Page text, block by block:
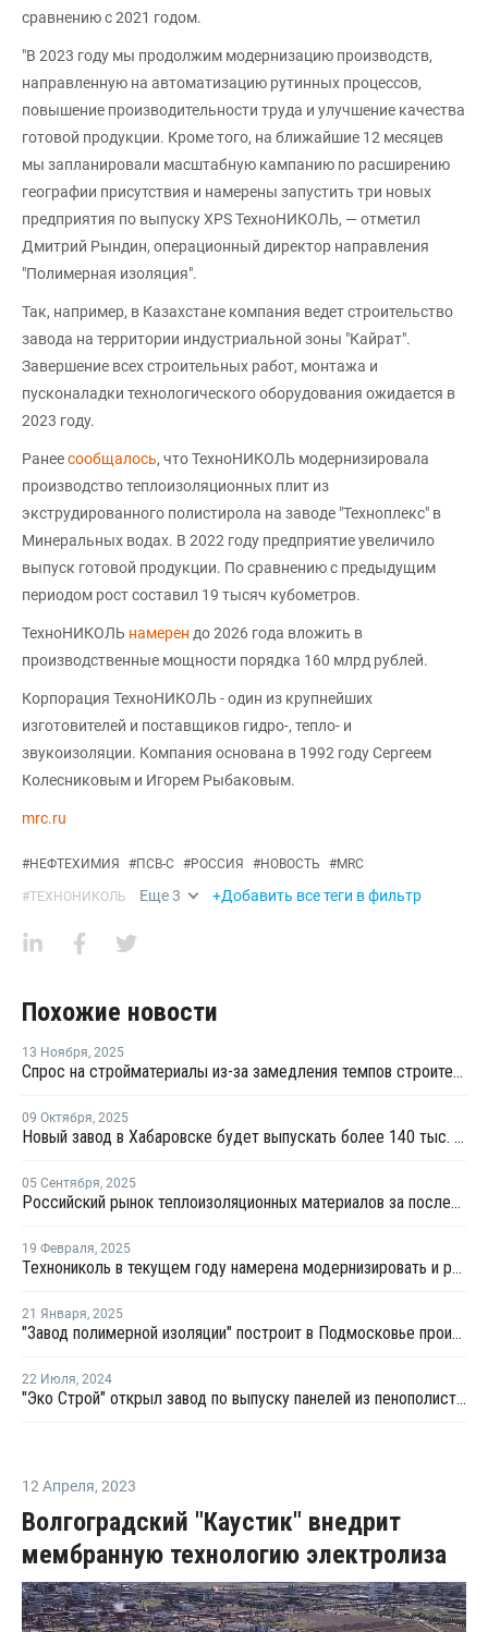
сравнению с 2021 годом.
"В 2023 году мы продолжим модернизацию производств,
направленную на автоматизацию рутинных процессов,
повышение производительности труда и улучшение качества
готовой продукции. Кроме того, на ближайшие 12 месяцев
мы запланировали масштабную кампанию по расширению
географии присутствия и намерены запустить три новых
предприятия по выпуску XPS ТехноНИКОЛЬ, — отметил
Дмитрий Рындин, операционный директор направления
"Полимерная изоляция".
Так, например, в Казахстане компания ведет строительство
завода на территории индустриальной зоны "Кайрат".
Завершение всех строительных работ, монтажа и
пусконаладки технологического оборудования ожидается в
2023 году.
Ранеесообщалось, что ТехноНИКОЛЬ модернизировала
производство теплоизоляционных плит из
экструдированного полистирола на заводе "Техноплекс" в
Минеральных водах. В 2022 году предприятие увеличило
выпуск готовой продукции. По сравнению с предыдущим
периодом рост составил 19 тысяч кубометров.
ТехноНИКОЛЬ намерен до 2026 года вложить в
производственные мощности порядка 160 млрд рублей.
Корпорация ТехноНИКОЛЬ - один из крупнейших
изготовителей и поставщиков гидро-, тепло- и
звукоизоляции. Компания основана в 1992 году Сергеем
Колесниковым и Игорем Рыбаковым.
mrc.ru
#НЕФТЕХИМИЯ #ПСВ-С #РОССИЯ #НОВОСТЬ #MRC
#ТЕХНОНИКОЛЬ Еще3 +Добавить все теги в фильтр
Похожие новости
13 Ноября, 2025
Спрос на стройматериалы из-за замедления темпов строительства снизился
09 Октября, 2025
Новый завод в Хабаровске будет выпускать более 140 тыс. кв. м сэндвич-панелей в год
05 Сентября, 2025
Российский рынок теплоизоляционных материалов за последние годы прошел через серьезные изменения
19 Февраля, 2025
Технониколь в текущем году намерена модернизировать и раcширить завод в Ленобласти
21 Января, 2025
"Завод полимерной изоляции" построит в Подмосковье производство плит из пенополистирола
22 Июля, 2024
"Эко Строй" открыл завод по выпуску панелей из пенополистирола
12 Апреля, 2023
Волгоградский "Каустик" внедрит
мембранную технологию электролиза